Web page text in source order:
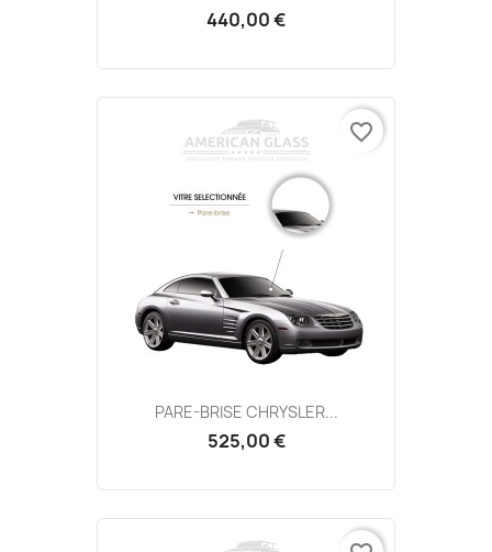
440,00 €
PARE-BRISE CHRYSLER...
525,00 €
favorite_border